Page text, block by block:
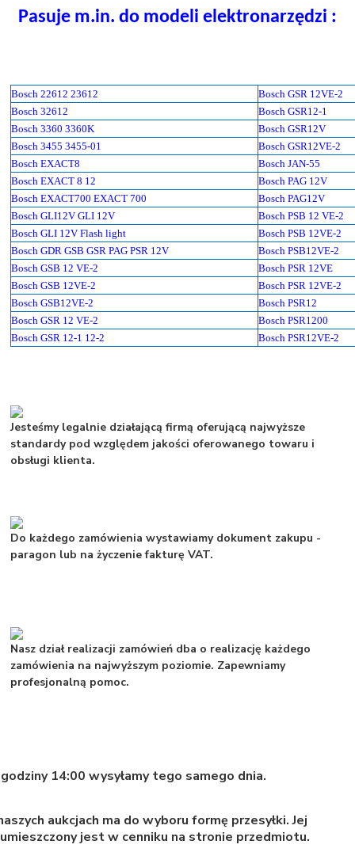
Pasuje m.in. do modeli elektronarzędzi :
Bosch 22612 23612
Bosch GSR 12VE-2
Bosch 32612
Bosch GSR12-1
Bosch 3360 3360K
Bosch GSR12V
Bosch 3455 3455-01
Bosch GSR12VE-2
Bosch EXACT8
Bosch JAN-55
Bosch EXACT 8 12
Bosch PAG 12V
Bosch EXACT700 EXACT 700
Bosch PAG12V
Bosch GLI12V GLI 12V
Bosch PSB 12 VE-2
Bosch GLI 12V Flash light
Bosch PSB 12VE-2
Bosch GDR GSB GSR PAG PSR 12V
Bosch PSB12VE-2
Bosch GSB 12 VE-2
Bosch PSR 12VE
Bosch GSB 12VE-2
Bosch PSR 12VE-2
Bosch GSB12VE-2
Bosch PSR12
Bosch GSR 12 VE-2
Bosch PSR1200
Bosch GSR 12-1 12-2
Bosch PSR12VE-2
Jesteśmy legalnie działającą firmą oferującą najwyższe
standardy pod względem jakości oferowanego towaru i
obsługi klienta.
Do każdego zamówienia wystawiamy dokument zakupu -
paragon lub na życzenie fakturę VAT.
Nasz dział realizacji zamówień dba o realizację każdego
zamówienia na najwyższym poziomie. Zapewniamy
profesjonalną pomoc.
14:00 wysyłamy tego samego dnia.
aukcjach ma do wyboru formę przesyłki. Jej
jest w cenniku na stronie przedmiotu.